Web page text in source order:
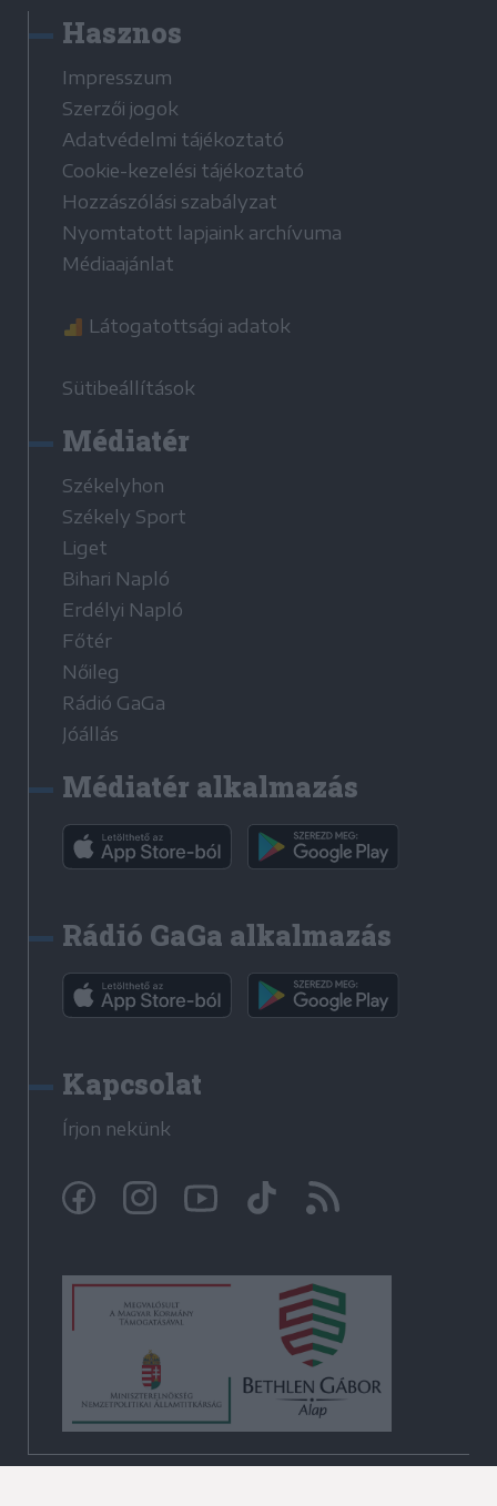
Hasznos
Impresszum
Szerzői jogok
Adatvédelmi tájékoztató
Cookie-kezelési tájékoztató
Hozzászólási szabályzat
Nyomtatott lapjaink archívuma
Médiaajánlat
Látogatottsági adatok
Sütibeállítások
Médiatér
Székelyhon
Székely Sport
Liget
Bihari Napló
Erdélyi Napló
Főtér
Nőileg
Rádió GaGa
Jóállás
Médiatér alkalmazás
Rádió GaGa alkalmazás
Kapcsolat
Írjon nekünk